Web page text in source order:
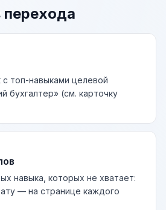
с топ-навыками целевой
бухгалтер» (см. карточку
навыка, которых не хватает:
— на странице каждого